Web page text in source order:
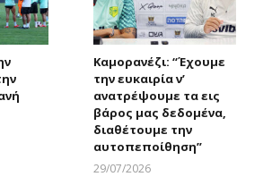
Καμορανέζι: “Έχουμε
την ευκαιρία ν’
ανατρέψουμε τα εις
βάρος μας δεδομένα,
διαθέτουμε την
αυτοπεποίθηση”
29/07/2026